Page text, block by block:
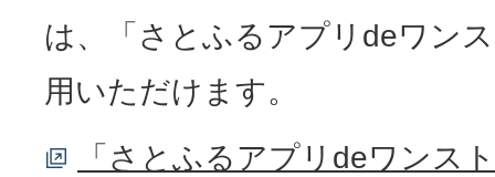
は、「さとふるアプリdeワン
用いただけます。
「さとふるアプリdeワンス